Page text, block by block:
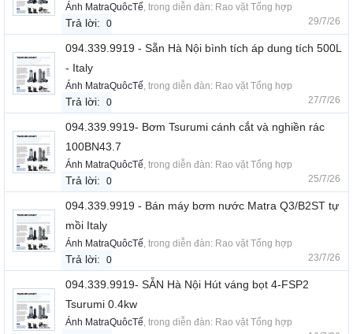
Ánh MatraQuôcTế , trong diễn đàn: Rao vặt Tổng hợp
Trả lời: 0 29/7/26
094.339.9919 - Sẵn Hà Nội bình tích áp dung tích 500L
- Italy
Ánh MatraQuôcTế , trong diễn đàn: Rao vặt Tổng hợp
Trả lời: 0 27/7/26
094.339.9919- Bơm Tsurumi cánh cắt và nghiền rác
100BN43.7
Ánh MatraQuôcTế , trong diễn đàn: Rao vặt Tổng hợp
Trả lời: 0 25/7/26
094.339.9919 - Bán máy bơm nước Matra Q3/B2ST tự
mồi Italy
Ánh MatraQuôcTế , trong diễn đàn: Rao vặt Tổng hợp
Trả lời: 0 23/7/26
094.339.9919- SẴN Hà Nội Hút váng bọt 4-FSP2
Tsurumi 0.4kw
Ánh MatraQuôcTế , trong diễn đàn: Rao vặt Tổng hợp